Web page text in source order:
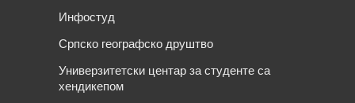
Инфостуд
Српско географско друштво
Универзитетски центар за студенте са
хендикепом